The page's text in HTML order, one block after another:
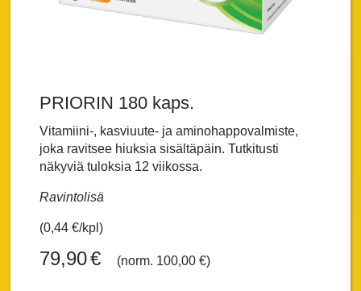
PRIORIN 180 kaps.
Vitamiini-, kasviuute- ja aminohappovalmiste,
joka ravitsee hiuksia sisältäpäin. Tutkitusti
näkyviä tuloksia 12 viikossa.
Ravintolisä
(0,44 €/kpl)
79,90€ (norm. 100,00 €)